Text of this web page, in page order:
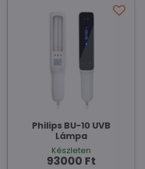
Philips BU-10 UVB
Lámpa
Készleten
93000 Ft